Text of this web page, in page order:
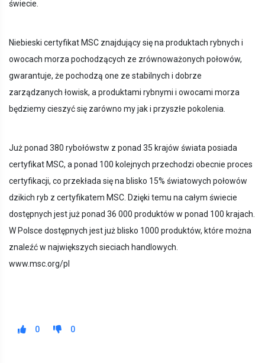
świecie.
Niebieski certyfikat MSC znajdujący się na produktach rybnych i
owocach morza pochodzących ze zrównoważonych połowów,
gwarantuje, że pochodzą one ze stabilnych i dobrze
zarządzanych łowisk, a produktami rybnymi i owocami morza
będziemy cieszyć się zarówno my jak i przyszłe pokolenia.
Już ponad 380 rybołówstw z ponad 35 krajów świata posiada
certyfikat MSC, a ponad 100 kolejnych przechodzi obecnie proces
certyfikacji, co przekłada się na blisko 15% światowych połowów
dzikich ryb z certyfikatem MSC. Dzięki temu na całym świecie
dostępnych jest już ponad 36 000 produktów w ponad 100 krajach.
W Polsce dostępnych jest już blisko 1000 produktów, które można
znaleźć w największych sieciach handlowych.
www.msc.org/pl
0 0